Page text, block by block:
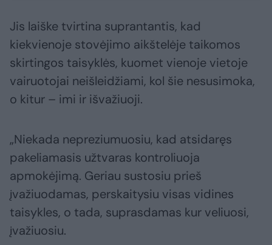
Jis laiške tvirtina suprantantis, kad
kiekvienoje stovėjimo aikštelėje taikomos
skirtingos taisyklės, kuomet vienoje vietoje
vairuotojai neišleidžiami, kol šie nesusimoka,
o kitur – imi ir išvažiuoji.
„Niekada nepreziumuosiu, kad atsidaręs
pakeliamasis užtvaras kontroliuoja
apmokėjimą. Geriau sustosiu prieš
įvažiuodamas, perskaitysiu visas vidines
taisykles, o tada, suprasdamas kur veliuosi,
įvažiuosiu.